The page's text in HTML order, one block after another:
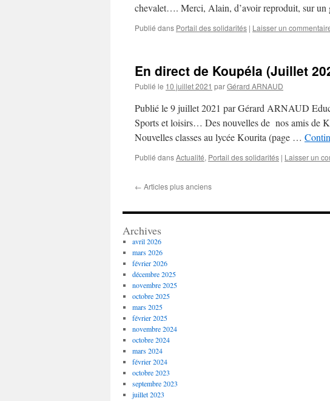
chevalet…. Merci, Alain, d’avoir reproduit, sur
Publié dans Portail des solidarités | Laisser un
En direct de Koupéla (Juillet
Publié le 10 juillet 2021 parGérard ARNAUD
Publié le 9 juillet 2021 par Gérard ARNAUD
Sports et loisirs… Des nouvelles de nos amis de
Nouvelles classes au lycée Kourita (page …
Publié dansActualité, Portail des solidarités | Laisser un
← Articles plus anciens
Archives
avril 2026
mars 2026
février 2026
décembre 2025
novembre 2025
octobre 2025
mars 2025
février 2025
novembre 2024
octobre 2024
mars 2024
février 2024
octobre 2023
septembre 2023
juillet 2023